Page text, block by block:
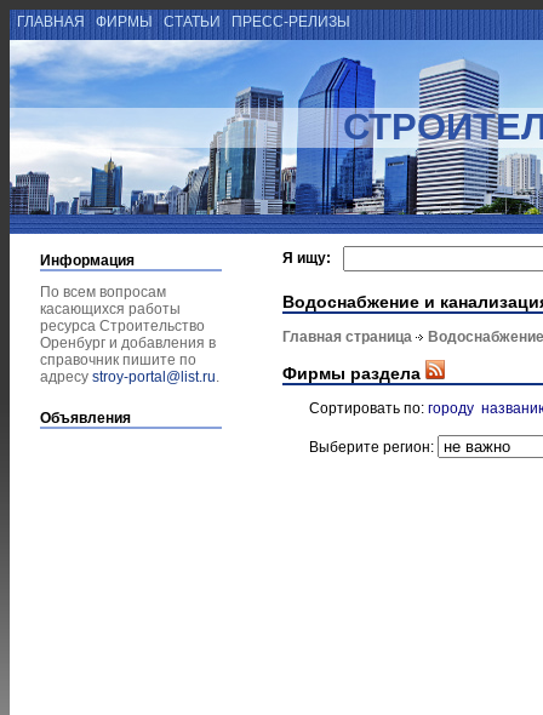
ГЛАВНАЯ ФИРМЫ СТАТЬИ ПРЕСС-РЕЛИЗЫ
Информация
По всем вопросам
касающихся работы
ресурса Строительство
Оренбург и добавления в
справочник пишите по
адресу stroy-portal@list.ru.
Объявления
Я ищу:
Водоснабжение и
Главная страница
Фирмы раздела
Сортировать по: городу
Выберите регион: